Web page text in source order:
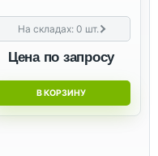
На складах:0 шт.
Цена по запросу
В КОРЗИНУ